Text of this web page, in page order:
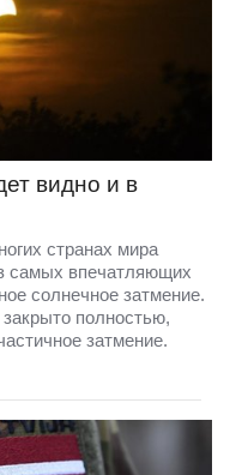
видно и в
странах мира
самых впечатляющих
солнечное затмение.
полностью,
затмение.